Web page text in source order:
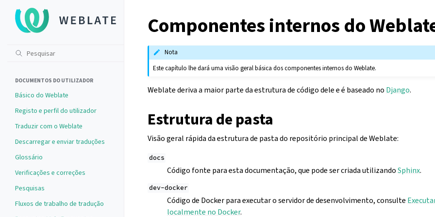
DOCUMENTOS DO UTILIZADOR
Básico do Weblate
Registo e perfil do utilizador
Traduzir com o Weblate
Descarregar e enviar traduções
Glossário
Verificações e correções
Pesquisas
Fluxos de trabalho de tradução
Componentes internos do
Nota
Este capítulo lhe dará uma visão geral básica dos componentes internos do Weblate.
Weblate deriva a maior parte da estrutura de código dele e é baseado no Django.
Estrutura de pasta
Visão geral rápida da estrutura de pasta do repositório principal de Weblate:
docs
Código fonte para esta documentação, que pode ser criada utilizandoSphinx.
dev-docker
Código de Docker para executar o servidor de desenvolvimento, consulte
localmente no Docker.